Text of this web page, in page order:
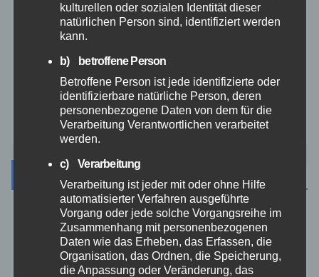
August 2026
Juli 2026
kulturellen oder sozialen Identität dieser
natürlichen Person sind, identifiziert werden
kann.
b) betroffene Person
Betroffene Person ist jede identifizierte oder
identifizierbare natürliche Person, deren
personenbezogene Daten von dem für die
Verarbeitung Verantwortlichen verarbeitet
werden.
c) Verarbeitung
Verarbeitung ist jeder mit oder ohne Hilfe
automatisierter Verfahren ausgeführte
Vorgang oder jede solche Vorgangsreihe im
Zusammenhang mit personenbezogenen
Daten wie das Erheben, das Erfassen, die
Organisation, das Ordnen, die Speicherung,
die Anpassung oder Veränderung, das